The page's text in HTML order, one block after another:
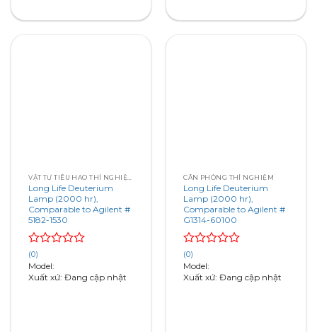
Long Life Deuterium
Lamp (2000 hr),
Comparable to Agilent #
5182-1530
Rated
0
out
(0)
Model:
Xuất xứ: Đang cập nhật
CÂN PHÒNG THÍ NGHIỆM
Long Life Deuterium
Lamp (2000 hr),
Comparable to Agilent #
G1314-60100
Rated
0
out
(0)
Model:
Xuất xứ: Đang cập nhật